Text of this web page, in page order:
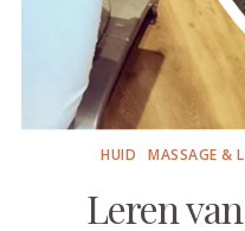
HUID MASSAGE &
Leren